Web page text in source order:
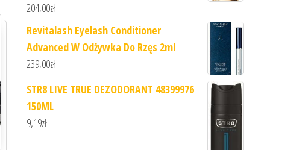
204,00zł
Revitalash Eyelash Conditioner
Advanced W Odżywka Do Rzęs 2ml
239,00zł
STR8 LIVE TRUE DEZODORANT 48399976
150ML
9,19zł